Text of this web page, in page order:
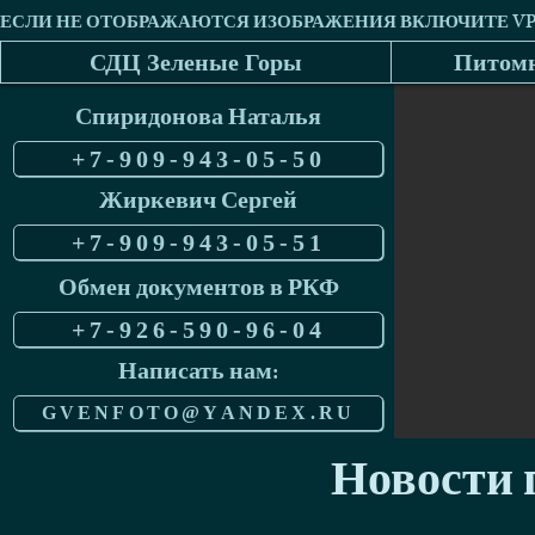
СДЦ Зеленые Горы
Спиридонова Наталья
+7-909-943-05-50
Жиркевич Сергей
+7-909-943-05-51
Обмен документов в РКФ
+7-926-590-96-04
Написать нам:
GVENFOTO@YANDEX.RU
Новости